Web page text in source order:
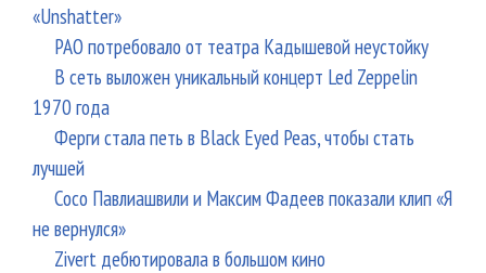
«Unshatter»
РАО потребовало от театра Кадышевой неустойку
В сеть выложен уникальный концерт Led Zeppelin
1970 года
Ферги стала петь в Black Eyed Peas, чтобы стать
лучшей
Сосо Павлиашвили и Максим Фадеев показали клип «Я
не вернулся»
Zivert дебютировала в большом кино